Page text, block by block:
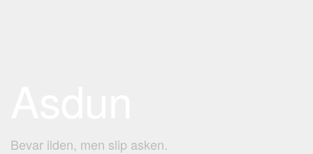
Bevar ilden, men slip asken.